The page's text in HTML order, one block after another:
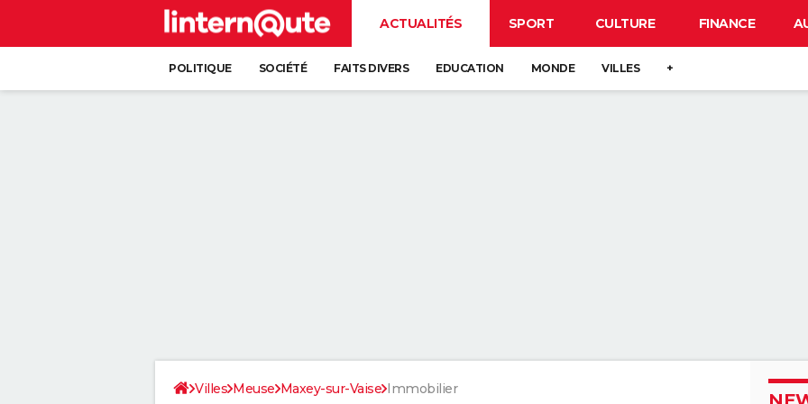
ACTUALITÉS SPORT CULTURE FINANCE
POLITIQUE SOCIÉTÉ FAITS DIVERS EDUCATION MONDE VILLES +
Villes Meuse Maxey-sur-Vaise Immobilier